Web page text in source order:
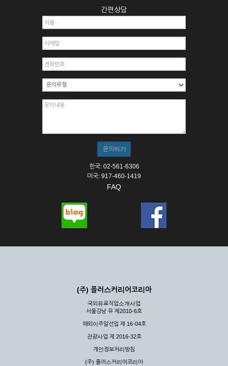
간편상담
한국: 02-561-6306
미국: 917-460-1419
FAQ
(주) 플러스커리어코리아
국외유료직업소개사업
서울강남 유 제2010-6호
해외이주알선업 제 16-04호
관광사업 제 2016-32호
개인정보처리방침
(주) 플러스커리어코리아